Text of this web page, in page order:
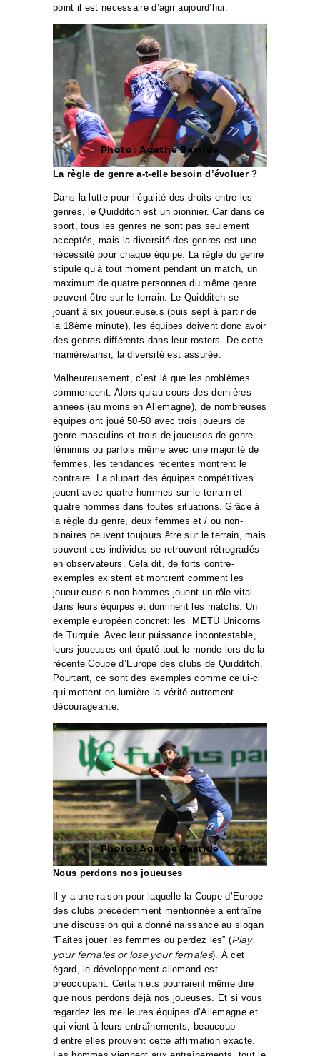
point il est nécessaire d’agir aujourd’hui.
Photo : Agathe Bastide
La règle de genre a-t-elle besoin d’évoluer ?
Dans la lutte pour l’égalité des droits entre les
genres, le Quidditch est un pionnier. Car dans ce
sport, tous les genres ne sont pas seulement
acceptés, mais la diversité des genres est une
nécessité pour chaque équipe. La règle du genre
stipule qu’à tout moment pendant un match, un
maximum de quatre personnes du même genre
peuvent être sur le terrain. Le Quidditch se
jouant à six joueur.euse.s (puis sept à partir de
la 18ème minute), les équipes doivent donc avoir
des genres différents dans leur rosters. De cette
manière/ainsi, la diversité est assurée.
Malheureusement, c’est là que les problèmes
commencent. Alors qu’au cours des dernières
années (au moins en Allemagne), de nombreuses
équipes ont joué 50-50 avec trois joueurs de
genre masculins et trois de joueuses de genre
féminins ou parfois même avec une majorité de
femmes, les tendances récentes montrent le
contraire. La plupart des équipes compétitives
jouent avec quatre hommes sur le terrain et
quatre hommes dans toutes situations. Grâce à
la règle du genre, deux femmes et / ou non-
binaires peuvent toujours être sur le terrain, mais
souvent ces individus se retrouvent rétrogradés
en observateurs. Cela dit, de forts contre-
exemples existent et montrent comment les
joueur.euse.s non hommes jouent un rôle vital
dans leurs équipes et dominent les matchs. Un
exemple européen concret: les METU Unicorns
de Turquie. Avec leur puissance incontestable,
leurs joueuses ont épaté tout le monde lors de la
récente Coupe d’Europe des clubs de Quidditch.
Pourtant, ce sont des exemples comme celui-ci
qui mettent en lumière la vérité autrement
décourageante.
Photo : Agathe Bastide
Nous perdons nos joueuses
Il y a une raison pour laquelle la Coupe d’Europe
des clubs précédemment mentionnée a entraîné
une discussion qui a donné naissance au slogan
“Faites jouer les femmes ou perdez les” (Play
your females or lose your females). À cet
égard, le développement allemand est
préoccupant. Certain.e.s pourraient même dire
que nous perdons déjà nos joueuses. Et si vous
regardez les meilleures équipes d’Allemagne et
qui vient à leurs entraînements, beaucoup
d’entre elles prouvent cette affirmation exacte.